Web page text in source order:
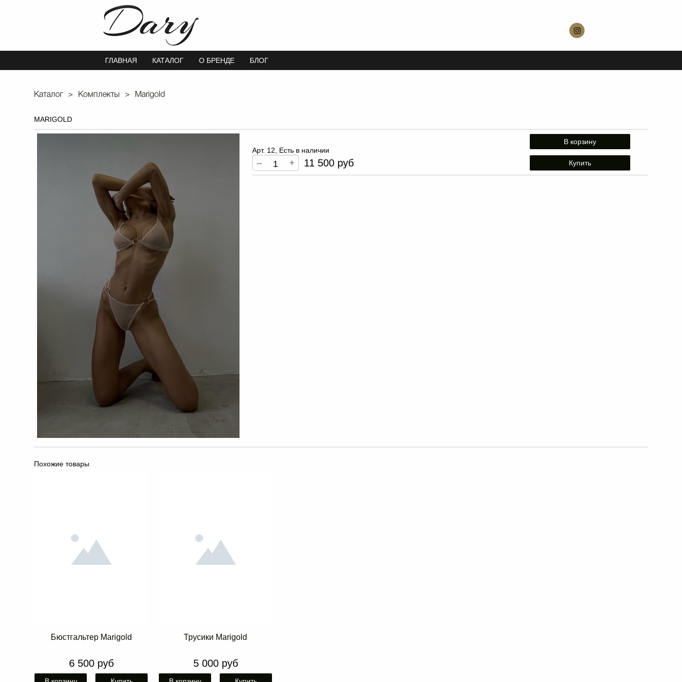
ГЛАВНАЯ КАТАЛОГ О БРЕНДЕ БЛОГ
Каталог Комплекты Marigold
MARIGOLD
Арт. 12, Есть в наличии
– + 11 500 руб
В корзину
Купить
Похожие товары
Бюстгальтер Marigold
6 500 руб
Трусики Marigold
5 000 руб